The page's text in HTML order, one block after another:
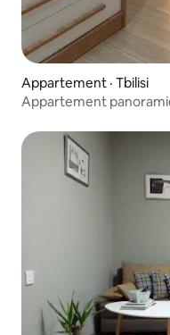
Appartement · Tbilisi
Appartement